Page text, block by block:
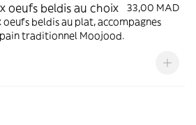
oeufs beldis au choix
33,00 MAD
oeufs beldis au plat, accompagnes
traditionnel Moojood.